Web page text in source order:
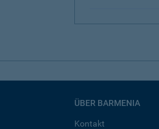
ÜBER BARMENIA
Kontakt